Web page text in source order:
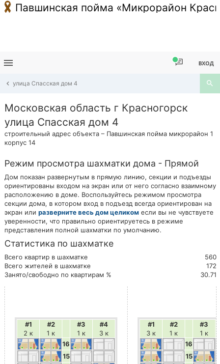
Павшинская пойма «Микрорайон
ВХОД
улица Спасская дом 4
Московская область г Красногорск
улица Спасская дом 4
строительный адрес объекта – Павшинская пойма микрорайон 1
корпус 14
Режим просмотра шахматки дома - Прямой
Дом показан развернутым в прямую линию, секции и подъезды
ориентированы входом на экран или от него согласно взаимному
расположению в доме. Воспользуйтесь режимом просмотра
секции дома, в котором вход в подъезд всегда ориентирован на
экран или разверните весь дом целиком если вы не чувствуете
уверенности, что правильно ориентируетесь в режиме
представления полной шахматки по умолчанию.
Статистика по шахматке
560
Всего квартир в шахматке
172
Всего жителей в шахматке
30.71
Занято/свободно по квартирам %
#1
2 к
#2
1 к
#3
1 к
#4
3 к
16
15
#1
3 к
#2
1 к
#3
1 к
16
15